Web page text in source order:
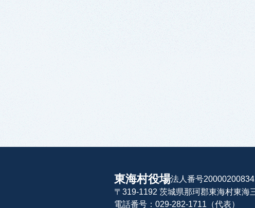
東海村役場法人番号
〒319-1192 茨城県那珂郡東海村東海
電話番号：029-282-1711（代表）